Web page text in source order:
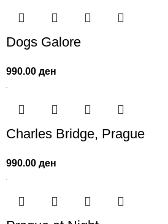
Dogs Galore
990.00ден
Charles Bridge, Prague
990.00ден